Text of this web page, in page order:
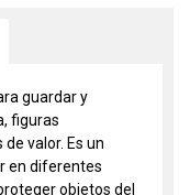
guardar y
figuras
valor. Es un
en diferentes
objetos del